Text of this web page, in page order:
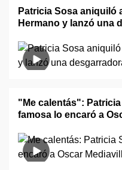
Patricia Sosa aniquiló
Hermano y lanzó una
"Me calentás":
famosa lo encaró a